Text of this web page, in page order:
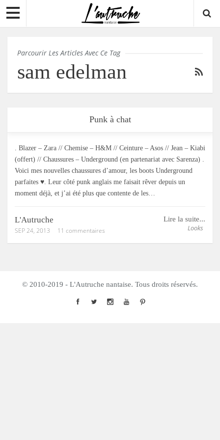
Parcourir Les Articles Avec Ce Tag
sam edelman
Punk à chat
. Blazer – Zara // Chemise – H&M // Ceinture – Asos // Jean – Kiabi
(offert) // Chaussures – Underground (en partenariat avec Sarenza) .
Voici mes nouvelles chaussures d’amour, les boots Underground
parfaites ♥. Leur côté punk anglais me faisait rêver depuis un
moment déjà, et j’ai été plus que contente de les…
Lire la suite...
Looks
L'Autruche
SEP 24, 2013 11 commentaires
© 2010-2019 - L'Autruche nantaise. Tous droits réservés.